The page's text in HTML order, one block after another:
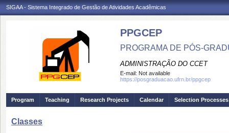
SIGAA - Sistema Integrado de Gestão de Atividades Acadêmicas
PPGCEP
PROGRAMA DE PÓS-
ADMINISTRAÇÃO DO CCET
E-mail: Not available
https://posgraduacao.ufrn.br/ppgcep
Program Teaching Research Projects Calendar Selection Processes
Classes